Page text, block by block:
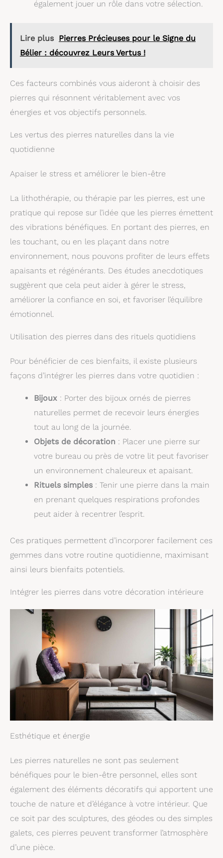
également jouer un rôle dans votre sélection.
Lire plus Pierres Précieuses pour le Signe du
Bélier : découvrez Leurs Vertus !
Ces facteurs combinés vous aideront à choisir des
pierres qui résonnent véritablement avec vos
énergies et vos objectifs personnels.
Les vertus des pierres naturelles dans la vie
quotidienne
Apaiser le stress et améliorer le bien-être
La lithothérapie, ou thérapie par les pierres, est une
pratique qui repose sur l’idée que les pierres émettent
des vibrations bénéfiques. En portant des pierres, en
les touchant, ou en les plaçant dans notre
environnement, nous pouvons profiter de leurs effets
apaisants et régénérants. Des études anecdotiques
suggèrent que cela peut aider à gérer le stress,
améliorer la confiance en soi, et favoriser l’équilibre
émotionnel.
Utilisation des pierres dans des rituels quotidiens
Pour bénéficier de ces bienfaits, il existe plusieurs
façons d’intégrer les pierres dans votre quotidien :
Bijoux : Porter des bijoux ornés de pierres
naturelles permet de recevoir leurs énergies
tout au long de la journée.
Objets de décoration : Placer une pierre sur
votre bureau ou près de votre lit peut favoriser
un environnement chaleureux et apaisant.
Rituels simples : Tenir une pierre dans la main
en prenant quelques respirations profondes
peut aider à recentrer l’esprit.
Ces pratiques permettent d’incorporer facilement ces
gemmes dans votre routine quotidienne, maximisant
ainsi leurs bienfaits potentiels.
Intégrer les pierres dans votre décoration intérieure
Esthétique et énergie
Les pierres naturelles ne sont pas seulement
bénéfiques pour le bien-être personnel, elles sont
également des éléments décoratifs qui apportent une
touche de nature et d’élégance à votre intérieur. Que
ce soit par des sculptures, des géodes ou des simples
galets, ces pierres peuvent transformer l’atmosphère
d’une pièce.